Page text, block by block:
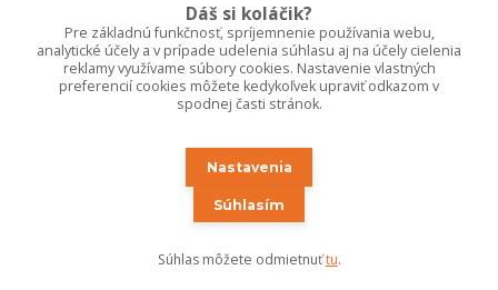
Upravit sběr cookies.
Vytvorené na
Eshop-rychlo.sk
Dáš si koláčik?
Pre základnú funkčnosť, spríjemnenie používania webu,
analytické účely a v prípade udelenia súhlasu aj na účely cielenia
reklamy využívame súbory cookies. Nastavenie vlastných
preferencií cookies môžete kedykoľvek upraviť odkazom v
spodnej časti stránok.
Nastavenia
Súhlasím
Súhlas môžete odmietnuťtu.